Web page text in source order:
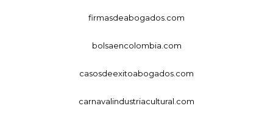
firmasdeabogados.com
bolsaencolombia.com
casosdeexitoabogados.com
carnavalindustriacultural.com